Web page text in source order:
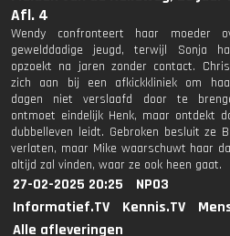
Afl. 4
Wendy confronteert haar moeder
gewelddadige jeugd, terwijl Sonja
opzoekt na jaren zonder contact.
zich aan bij een afkickkliniek om
dagen niet verslaafd door te
ontmoet eindelijk Henk, maar ontdekt
dubbelleven leidt. Gebroken besluit ze
verlaten, maar Mike waarschuwt haar
altijd zal vinden, waar ze ook heen gaat.
27-02-2025 20:25
NPO3
Informatief.TV
Kennis.TV
Alle afleveringen